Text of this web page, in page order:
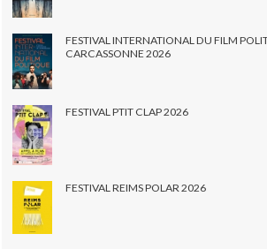
FESTIVAL INTERNATIONAL DU FILM
CARCASSONNE 2026
FESTIVAL PTIT CLAP 2026
FESTIVAL REIMS POLAR 2026